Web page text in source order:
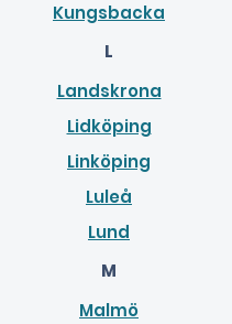
Kungsbacka
L
Landskrona
Lidköping
Linköping
Luleå
Lund
M
Malmö